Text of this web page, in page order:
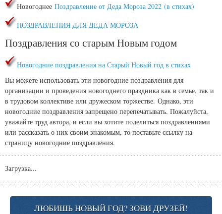
Новогоднее Поздравление от Деда Мороза 2022 (в стихах)
ПОЗДРАВЛЕНИЯ ДЛЯ ДЕДА МОРОЗА
Поздравления со старым Новым годом
Новогодние поздравления на Старый Новый год в стихах
Вы можете использовать эти новогодние поздравления для
организации и проведения новогоднего праздника как в семье, так и
в трудовом коллективе или дружеском торжестве. Однако, эти
новогодние поздравления запрещено перепечатывать. Пожалуйста,
уважайте труд автора, и если вы хотите поделиться поздравлениями
или рассказать о них своим знакомым, то поставьте ссылку на
страницу новогодние поздравления.
Загрузка...
ЛЮБИШЬ НОВЫЙ ГОД? ЗОВИ ДРУЗЕЙ!